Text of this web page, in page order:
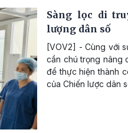
Sàng lọc di
lượng dân số
[VOV2] - Cùng với
cần chú trọng nâng
để thực hiện thành
của Chiến lược dân